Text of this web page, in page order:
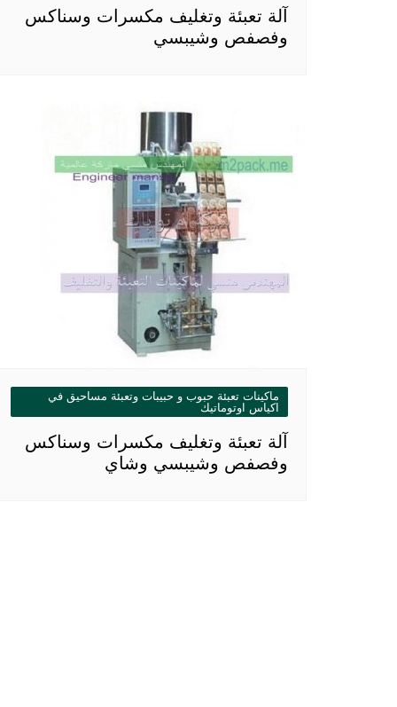
آلة تعبئة وتغليف مكسرات وسناكس
وفصفص وشيبسي
ماكينات تعبئة حبوب و حبيبات وتعبئة مساحيق في
اكياس اوتوماتيك
آلة تعبئة وتغليف مكسرات وسناكس
وفصفص وشيبسي وشاي